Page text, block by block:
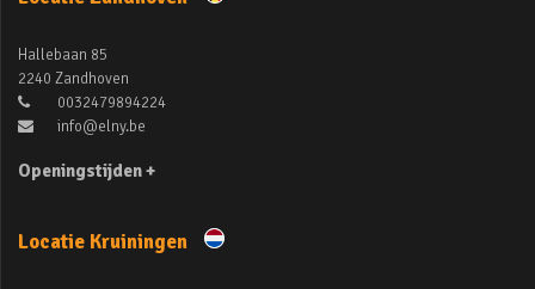
Hallebaan 85
2240 Zandhoven
0032479894224
info@elny.be
Openingstijden +
Locatie Kruiningen